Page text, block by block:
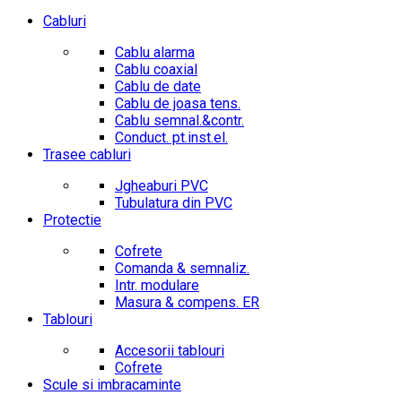
Cabluri
Cablu alarma
Cablu coaxial
Cablu de date
Cablu de joasa tens.
Cablu semnal.&contr.
Conduct. pt.inst.el.
Trasee cabluri
Jgheaburi PVC
Tubulatura din PVC
Protectie
Cofrete
Comanda & semnaliz.
Intr. modulare
Masura & compens. ER
Tablouri
Accesorii tablouri
Cofrete
Scule si imbracaminte